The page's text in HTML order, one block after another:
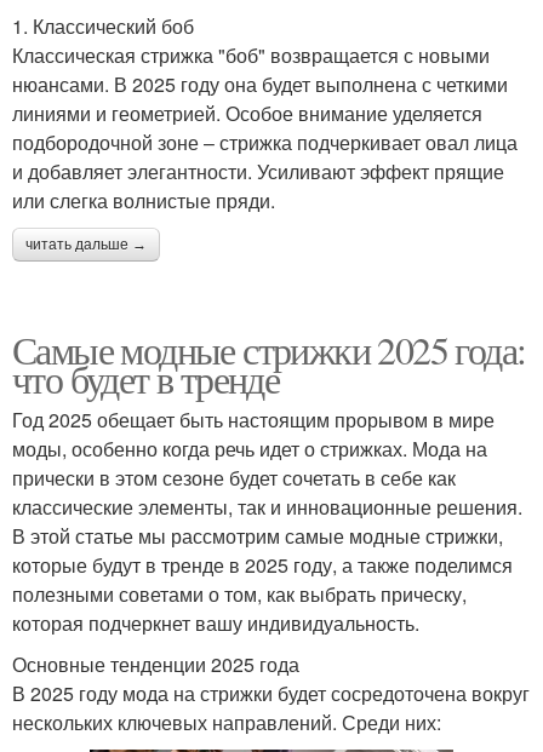
1. Классический боб
Классическая стрижка "боб" возвращается с новыми
нюансами. В 2025 году она будет выполнена с четкими
линиями и геометрией. Особое внимание уделяется
подбородочной зоне – стрижка подчеркивает овал лица
и добавляет элегантности. Усиливают эффект прящие
или слегка волнистые пряди.
читать дальше →
Самые модные стрижки 2025 года:
что будет в тренде
Год 2025 обещает быть настоящим прорывом в мире
моды, особенно когда речь идет о стрижках. Мода на
прически в этом сезоне будет сочетать в себе как
классические элементы, так и инновационные решения.
В этой статье мы рассмотрим самые модные стрижки,
которые будут в тренде в 2025 году, а также поделимся
полезными советами о том, как выбрать прическу,
которая подчеркнет вашу индивидуальность.
Основные тенденции 2025 года
В 2025 году мода на стрижки будет сосредоточена вокруг
нескольких ключевых направлений. Среди них: